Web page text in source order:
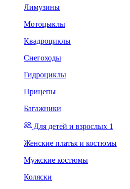
Лимузины
Мотоцыклы
Квадроциклы
Снегоходы
Гидроциклы
Прицепы
Багажники
Для детей и взрослых 1
Женские платья и костюмы
Мужские костюмы
Коляски